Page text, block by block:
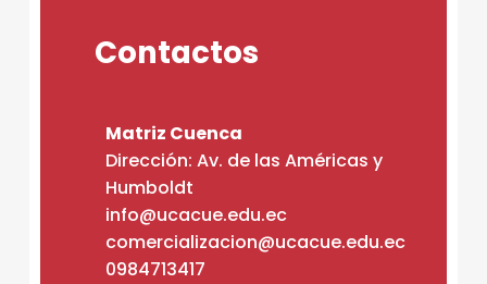
Contactos
Matriz Cuenca
Dirección: Av. de las Américas y
Humboldt
info@ucacue.edu.ec
comercializacion@ucacue.edu.ec
0984713417